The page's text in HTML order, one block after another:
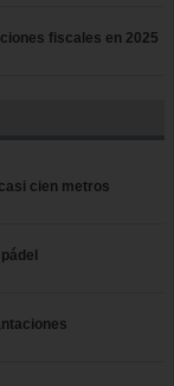
fiscales en 2025
cien metros